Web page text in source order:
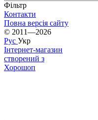
Фільтр
Контакти
Повна версія сайту
© 2011—2026
Рус Укр
Інтернет-магазин
створений з
Хорошоп